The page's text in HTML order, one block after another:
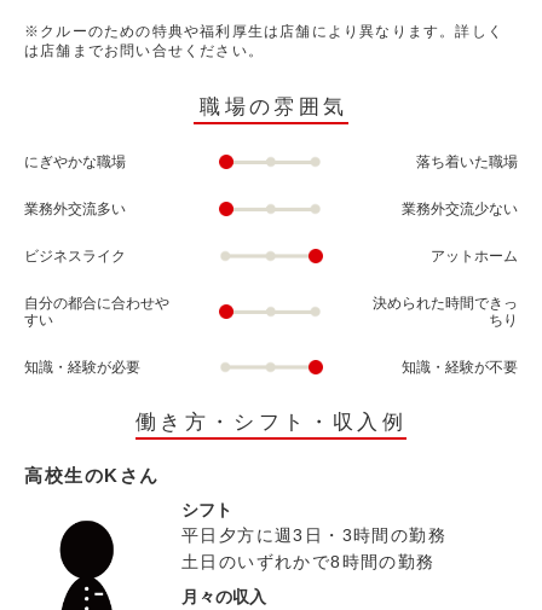
※クルーのための特典や福利厚生は店舗により異なります。詳しく
は店舗までお問い合せください。
職場の雰囲気
にぎやかな職場 落ち着いた職場
業務外交流多い 業務外交流少ない
ビジネスライク アットホーム
自分の都合に合わせや
すい
決められた時間できっ
ちり
知識・経験が必要 知識・経験が不要
働き方・シフト・収入例
高校生のKさん
シフト
平日夕方に週3日・3時間の勤務
土日のいずれかで8時間の勤務
月々の収入